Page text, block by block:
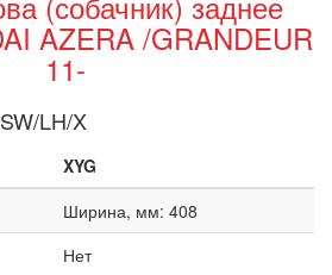
AZERA /GRANDEUR
11-
LH/X
XYG
Ширина, мм: 408
Нет